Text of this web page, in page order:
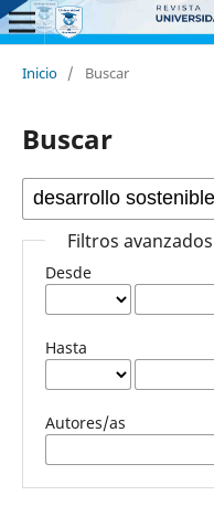
Inicio / Buscar
Buscar
Filtros avanzados
Desde
Hasta
Autores/as